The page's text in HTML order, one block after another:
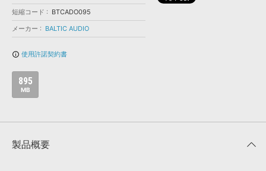
SLS
短縮コード
BTCADO095
メーカー
BALTIC AUDIO
info_outline 使用許諾契約書
895
MB
製品概要